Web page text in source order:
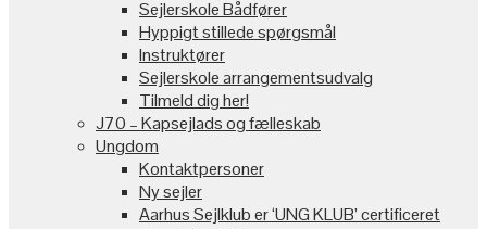
Sejlerskole Bådfører
Hyppigt stillede spørgsmål
Instruktører
Sejlerskole arrangementsudvalg
Tilmeld dig her!
J70 – Kapsejlads og fælleskab
Ungdom
Kontaktpersoner
Ny sejler
Aarhus Sejlklub er ‘UNG KLUB’ certificeret